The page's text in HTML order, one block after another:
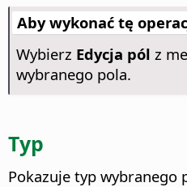
Aby wykonać tę
Wybierz Edycja pól z
wybranego pola.
Typ
Pokazuje typ wybranego